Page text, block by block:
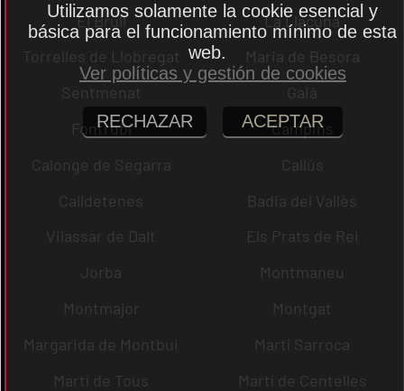
El Brull
La Llacuna
Torrelles de Llobregat
Maria de Besora
Sentmenat
Gaià
Fontrubí
Campins
Calonge de Segarra
Callús
Calldetenes
Badia del Vallès
Vilassar de Dalt
Els Prats de Rei
Jorba
Montmaneu
Montmajor
Montgat
Margarida de Montbui
Martí Sarroca
Martí de Tous
Martí de Centelles
Utilizamos solamente la cookie esencial y
básica para el funcionamiento mínimo de esta
web.
Ver políticas y gestión de cookies
RECHAZAR ACEPTAR